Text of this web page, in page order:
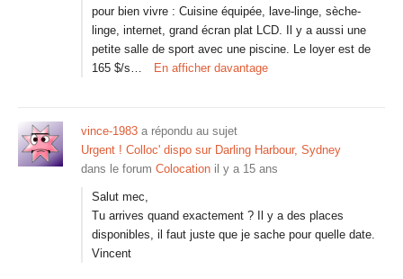
pour bien vivre : Cuisine équipée, lave-linge, sèche-
linge, internet, grand écran plat LCD. Il y a aussi une
petite salle de sport avec une piscine. Le loyer est de
165 $/s…
En afficher davantage
vince-1983 a répondu au sujet
Urgent ! Colloc' dispo sur Darling Harbour, Sydney
dans le forum Colocation il y a 15 ans
Salut mec,
Tu arrives quand exactement ? Il y a des places
disponibles, il faut juste que je sache pour quelle date.
Vincent